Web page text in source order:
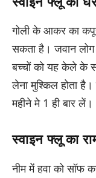
गोली के आकर का
सकता है। जवान
बच्चों को यह केले के
लेना मुश्किल होता
महीने मे 1 ही बार लें।
स्वाइन फ्लू का
नीम में हवा को सॉफ